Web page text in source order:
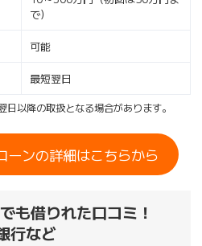
で）
可能
最短翌日
以降の取扱となる場合があります。
ーンの詳細はこちらから
も借りれた口コミ！
行など